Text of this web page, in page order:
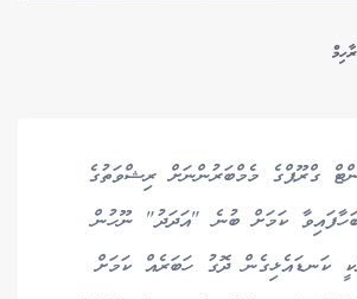
ގްރޫޕްގެ މެމްބަރުންނަށް ރިޝްވަތުގެ
ކަމަށް ބުނެ "އަދަދު" ނޫހުން
ކަނޑައެޅިގެން ދޮގު ހަބަރެއް ކަމަށް